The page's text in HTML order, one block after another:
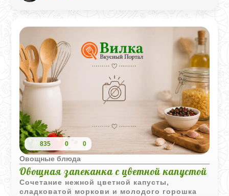
восхитительным.
835 0 0
Овощные блюда
Овощная запеканка с цветной капустой
Сочетание нежной цветной капусты,
сладковатой моркови и молодого горошка